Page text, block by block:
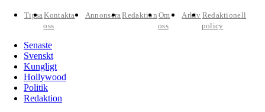
TipsaKontakta
oss
AnnonseraRedaktion Om
oss
Arkiv Redaktionell
policy
Senaste
Svenskt
Kungligt
Hollywood
Politik
Redaktion